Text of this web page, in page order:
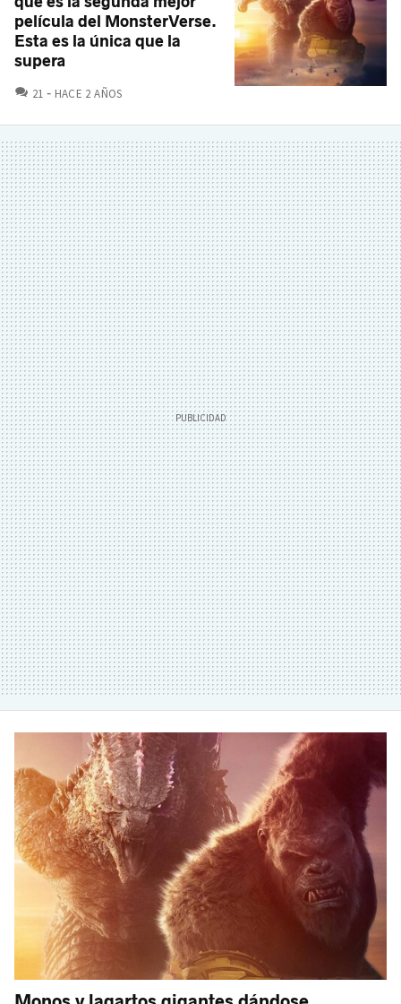
película del MonsterVerse.
Esta es la única que la
supera
21 COMENTARIOS
HACE 2 AÑOS